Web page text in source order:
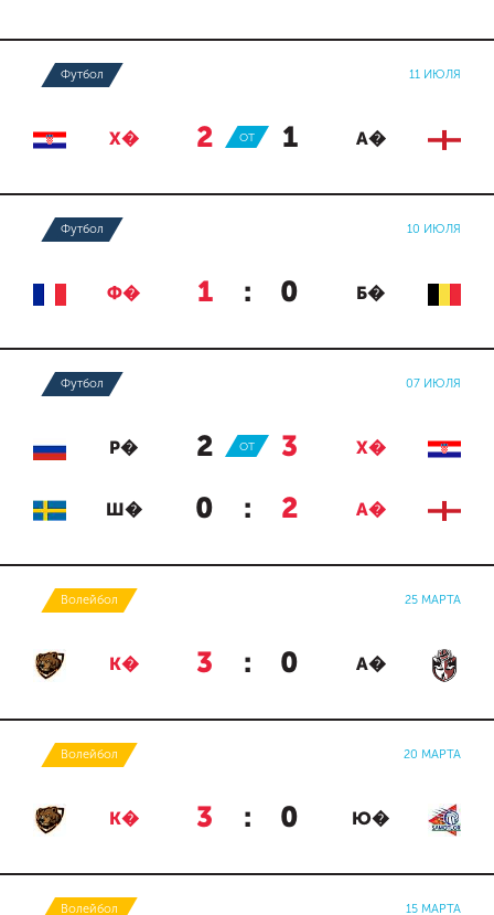
Футбол 11 ИЮЛЯ
Х� 2 : 1 А�
ОТ
Футбол 10 ИЮЛЯ
Ф� 1 : 0 Б�
Футбол 07 ИЮЛЯ
Р� 2 : 3 Х�
ОТ
Ш� 0 : 2 А�
Волейбол 25 МАРТА
К� 3 : 0 А�
Волейбол 20 МАРТА
К� 3 : 0 Ю�
Волейбол 15 МАРТА